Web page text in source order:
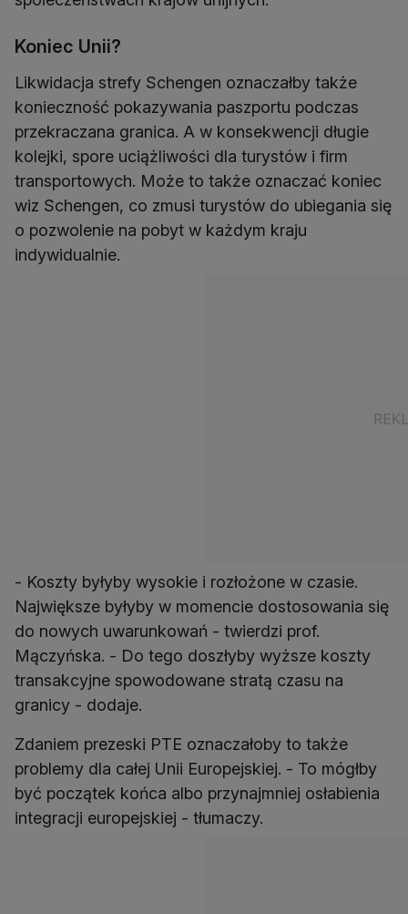
Koniec Unii?
Likwidacja strefy Schengen oznaczałby także
konieczność pokazywania paszportu podczas
przekraczana granica. A w konsekwencji długie
kolejki, spore uciążliwości dla turystów i firm
transportowych. Może to także oznaczać koniec
wiz Schengen, co zmusi turystów do ubiegania się
o pozwolenie na pobyt w każdym kraju
indywidualnie.
- Koszty byłyby wysokie i rozłożone w czasie.
Największe byłyby w momencie dostosowania się
do nowych uwarunkowań - twierdzi prof.
Mączyńska. - Do tego doszłyby wyższe koszty
transakcyjne spowodowane stratą czasu na
granicy - dodaje.
Zdaniem prezeski PTE oznaczałoby to także
problemy dla całej Unii Europejskiej. - To mógłby
być początek końca albo przynajmniej osłabienia
integracji europejskiej - tłumaczy.